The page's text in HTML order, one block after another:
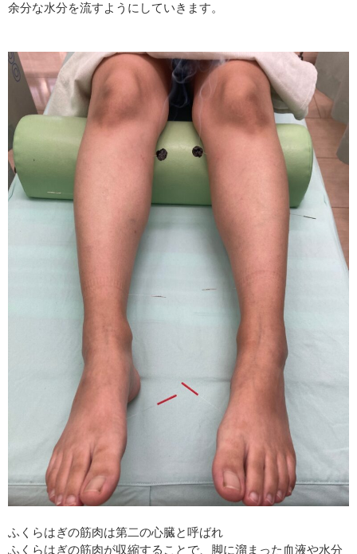
余分な水分を流すようにしていきます。
ふくらはぎの筋肉は第二の心臓と呼ばれ
ふくらはぎの筋肉が収縮することで、脚に溜まった血液や水分